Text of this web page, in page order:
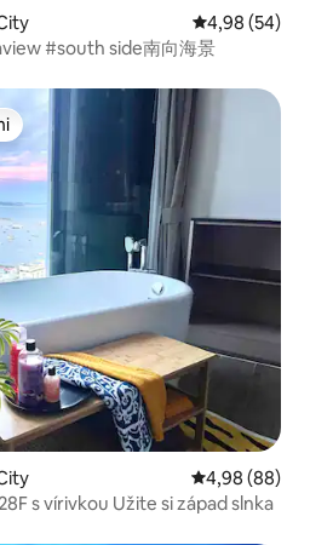
Priemerné
4,98 (54)
#south side南向海景
Priemerné
4,98 (88)
s vírivkou Užite si západ slnka